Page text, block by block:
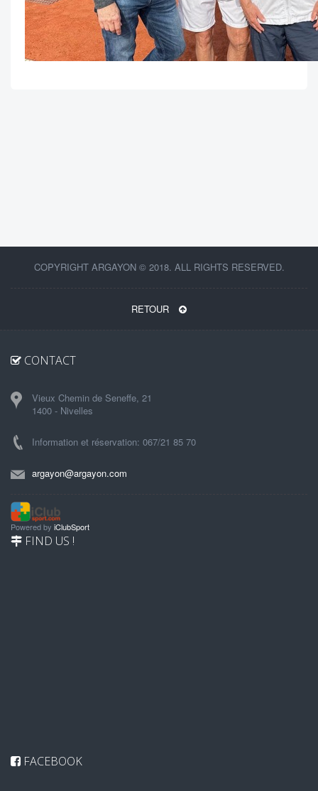
COPYRIGHT ARGAYON © 2018. ALL RIGHTS RESERVED.
RETOUR
CONTACT
Vieux Chemin de Seneffe, 21
1400 - Nivelles
Information et réservation: 067/21 85 70
argayon@argayon.com
Powered by iClubSport
FIND US !
FACEBOOK